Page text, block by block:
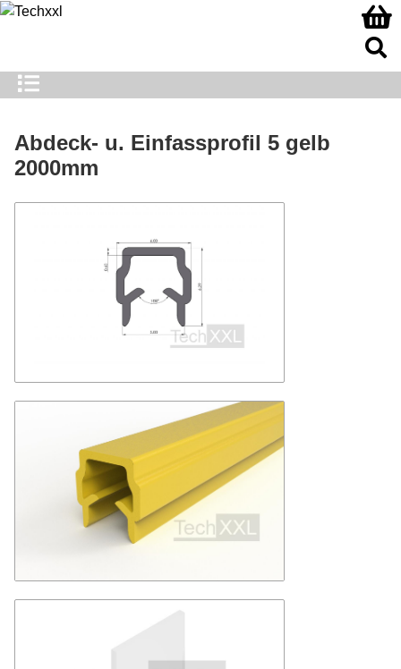
Abdeck- u. Einfassprofil 5 gelb
2000mm